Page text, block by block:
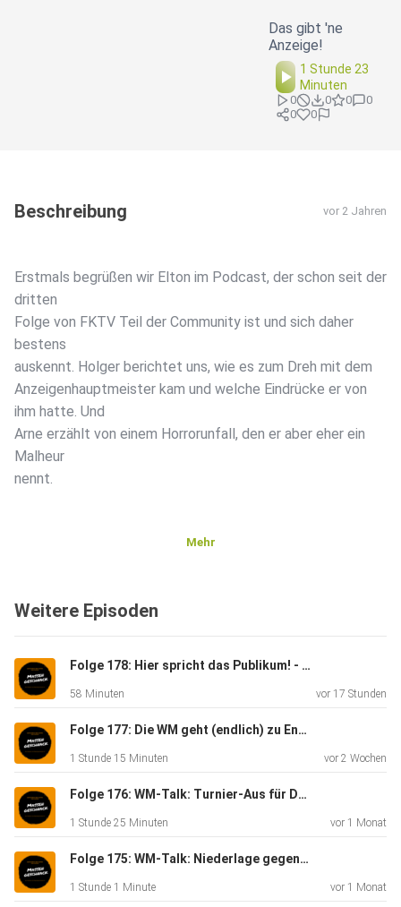
Das gibt 'ne
Anzeige!
1 Stunde 23
Minuten
0 0 0
0
0
0
Beschreibung vor 2 Jahren
Erstmals begrüßen wir Elton im Podcast, der schon seit der
dritten
Folge von FKTV Teil der Community ist und sich daher
bestens
auskennt. Holger berichtet uns, wie es zum Dreh mit dem
Anzeigenhauptmeister kam und welche Eindrücke er von
ihm hatte. Und
Arne erzählt von einem Horrorunfall, den er aber eher ein
Malheur
nennt.
Mehr
Weitere Episoden
Folge 178: Hier spricht das Publikum! - Massengeschnack
58 Minuten vor 17 Stunden
Folge 177: Die WM geht (endlich) zu Ende - Massengeschnack
1 Stunde 15 Minuten vor 2 Wochen
Folge 176: WM-Talk: Turnier-Aus für Deutschland - Massengeschnack
1 Stunde 25 Minuten vor 1 Monat
Folge 175: WM-Talk: Niederlage gegen Ecuador - Massengeschnack
1 Stunde 1 Minute vor 1 Monat